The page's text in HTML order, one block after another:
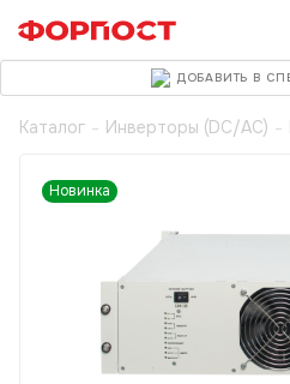
Каталог - Инверторы (DC/AC) -
Новинка
ДОБАВИТЬ В